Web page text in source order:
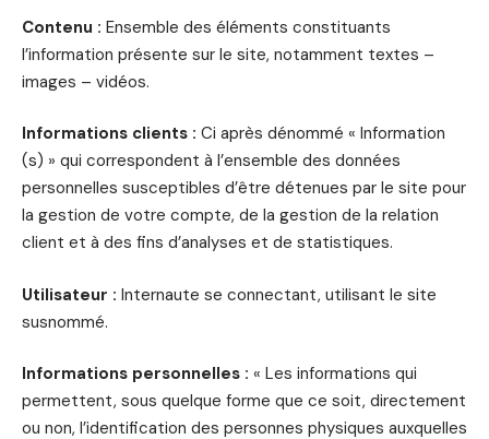
Contenu : Ensemble des éléments constituants
l’information présente sur le site, notamment textes –
images – vidéos.
Informations clients : Ci après dénommé « Information
(s) » qui correspondent à l’ensemble des données
personnelles susceptibles d’être détenues par le site pour
la gestion de votre compte, de la gestion de la relation
client et à des fins d’analyses et de statistiques.
Utilisateur : Internaute se connectant, utilisant le site
susnommé.
Informations personnelles : « Les informations qui
permettent, sous quelque forme que ce soit, directement
ou non, l’identification des personnes physiques auxquelles